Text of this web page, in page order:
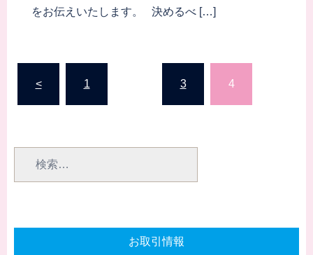
をお伝えいたします。 決めるべ […]
の
ー
< 1 3 4
お取引情報